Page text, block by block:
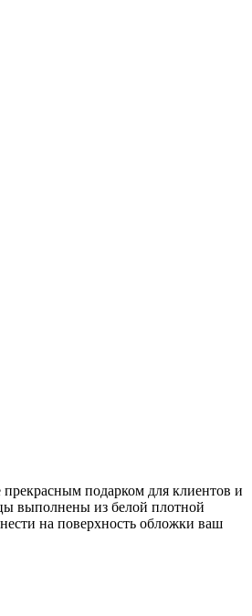
подарком для клиентов и
выполнены из белой плотной
на поверхность обложки ваш